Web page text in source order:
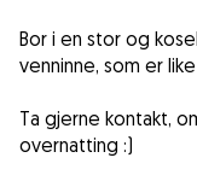
Bor i en stor og
venninne, som er
Ta gjerne kontakt,
overnatting :)